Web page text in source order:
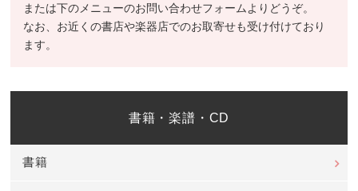
または下のメニューのお問い合わせフォームよりどうぞ。
なお、お近くの書店や楽器店でのお取寄せも受け付けており
ます。
書籍・楽譜・CD
書籍